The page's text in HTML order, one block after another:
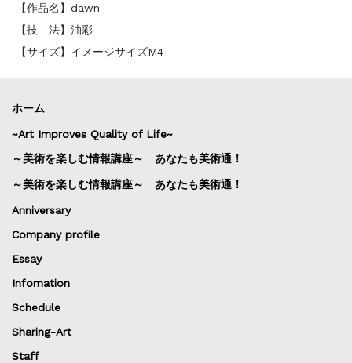
【作品名】dawn
【技 法】油彩
【サイズ】イメージサイズM4
ホーム
~Art Improves Quality of Life~
～美術を楽しむ情報講座～ あなたも美術通！
～美術を楽しむ情報講座～ あなたも美術通！
Anniversary
Company profile
Essay
Infomation
Schedule
Sharing-Art
Staff